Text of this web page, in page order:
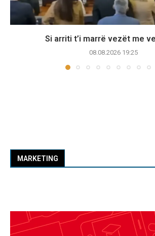
Si arriti t’i marrë vezët me
08.08.2026 19:25
MARKETING